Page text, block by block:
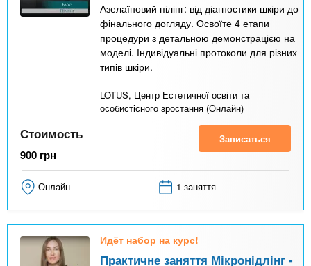
Азелаїновий пілінг: від діагностики шкіри до
фінального догляду. Освоїте 4 етапи
процедури з детальною демонстрацією на
моделі. Індивідуальні протоколи для різних
типів шкіри.
LOTUS, Центр Естетичної освіти та
особистісного зростання (Онлайн)
Стоимость
900 грн
Записаться
Онлайн 1 заняття
Идёт набор на курс!
Практичне заняття Мікронідлінг -